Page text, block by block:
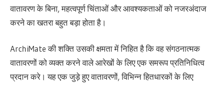
वातावरण के बिना, महत्वपूर्ण चिंताओं और आवश्यकताओं को नजरअंदाज
करने का खतरा बहुत बड़ा होता है।
ArchiMate की शक्ति उसकी क्षमता में निहित है कि वह संगठनात्मक
वातावरणों को व्यक्त करने वाले आरेखों के लिए एक समरूप प्रतिनिधित्व
प्रदान करे। यह एक जुड़े हुए वातावरणों, विभिन्न हितधारकों के लिए